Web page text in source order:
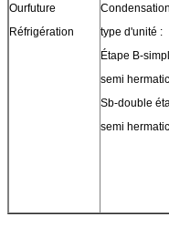
Ourfuture
Réfrigération
Condensation
type d'unité :
Étape B-
semi hermatic
Sb-double
semi hermatic